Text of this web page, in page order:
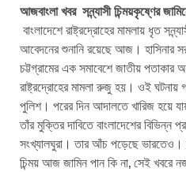
আজবাংলা খবর সন্ন্যাসী চিন্ময়কৃষ্ণের
বাংলাদেশে রাষ্ট্রদ্রোহের মামলায় ধৃত
আবেদনের শুনানি রয়েছে আজ। হাসিনার
চট্টগ্রামের এক সমাবেশে জাতীয় পতাকার
রাষ্ট্রদ্রোহের মামলা রুজু হয়। ওই
পুলিশ। পরের দিন আদালতে খারিজ হয়ে
তাঁর মুক্তির দাবিতে বাংলাদেশের বিভিন্ন
সংখ্যালঘুরা। তার আঁচ পড়েছে
চিন্ময় আজ জামিন পান কি না, সেই খবরে